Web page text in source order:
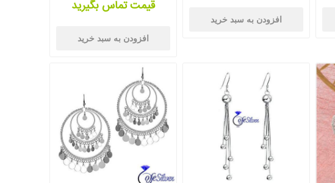
افزودن به سبد خرید
قیمت تماس بگیرید
افزودن به سبد خرید